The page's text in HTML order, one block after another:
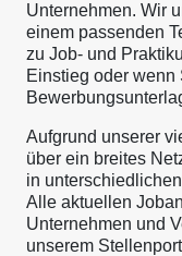
Unternehmen. Wir
einem passenden
zu Job- und
Einstieg oder
Aufgrund unserer
über ein breites
in
Alle aktuellen
Unternehmen und
unserem